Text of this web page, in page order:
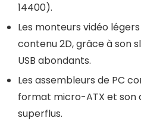
14400).
Les monteurs vidéo
contenu 2D, grâce à son
USB abondants.
Les assembleurs de PC
format micro-ATX et son
superflus.